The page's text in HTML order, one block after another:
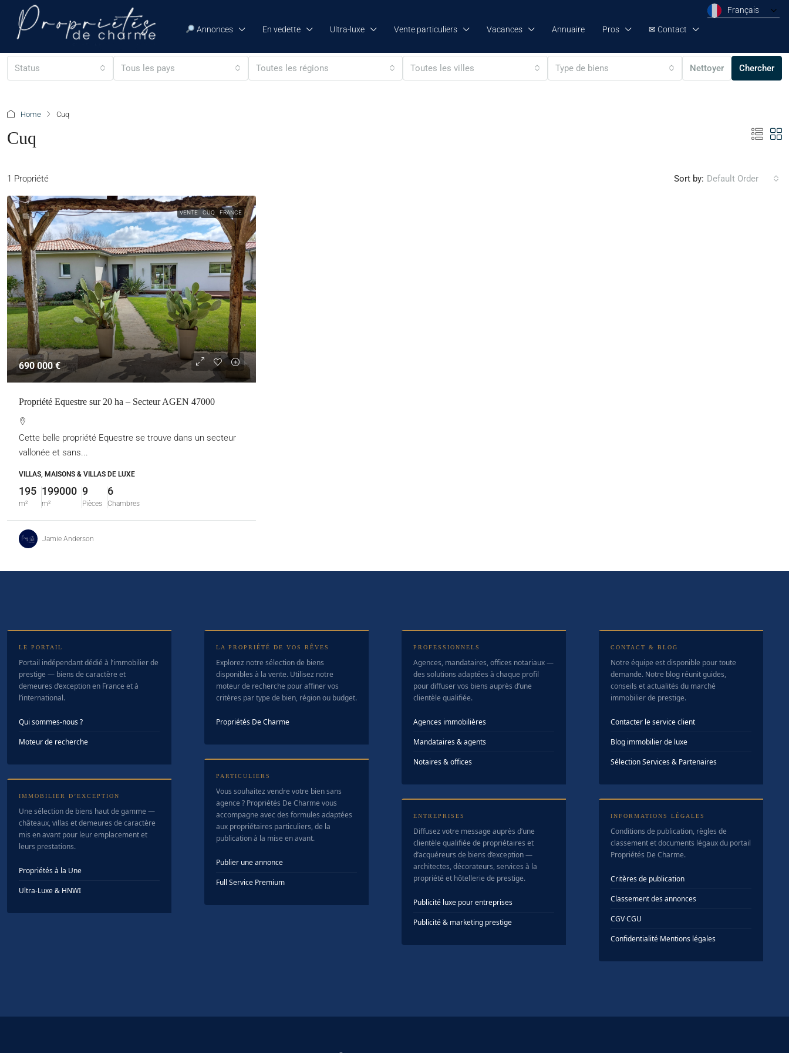
Annonces En vedette Ultra-luxe Vente particuliers Vacances Annuaire Pros ✉ Contact
Français
Status Tous les pays Toutes les régions Toutes les villes Type de biens Nettoyer Chercher
Home Cuq
Cuq
1 Propriété Sort by: Default Order
VENTE CUQ FRANCE
690 000 €
Propriété Equestre sur 20 ha – Secteur AGEN 47000
Cette belle propriété Equestre se trouve dans un secteur
vallonée et sans...
VILLAS, MAISONS & VILLAS DE LUXE
195
m²
199000
m²
9
Pièces
6
Chambres
Jamie Anderson
LE PORTAIL
Portail indépendant dédié à l’immobilier de
prestige — biens de caractère et
demeures d’exception en France et à
l’international.
Qui sommes-nous ?
Moteur de recherche
IMMOBILIER D’EXCEPTION
Une sélection de biens haut de gamme —
châteaux, villas et demeures de caractère
mis en avant pour leur emplacement et
leurs prestations.
Propriétés à la Une
Ultra-Luxe & HNWI
LA PROPRIÉTÉ DE VOS RÊVES
Explorez notre sélection de biens
disponibles à la vente. Utilisez notre
moteur de recherche pour affiner vos
critères par type de bien, région ou budget.
Propriétés De Charme
PARTICULIERS
Vous souhaitez vendre votre bien sans
agence ? Propriétés De Charme vous
accompagne avec des formules adaptées
aux propriétaires particuliers, de la
publication à la mise en avant.
Publier une annonce
Full Service Premium
PROFESSIONNELS
Agences, mandataires, offices notariaux —
des solutions adaptées à chaque profil
pour diffuser vos biens auprès d’une
clientèle qualifiée.
Agences immobilières
Mandataires & agents
Notaires & offices
ENTREPRISES
Diffusez votre message auprès d’une
clientèle qualifiée de propriétaires et
d’acquéreurs de biens d’exception —
architectes, décorateurs, services à la
propriété et hôtellerie de prestige.
Publicité luxe pour entreprises
Publicité & marketing prestige
CONTACT & BLOG
Notre équipe est disponible pour toute
demande. Notre blog réunit guides,
conseils et actualités du marché
immobilier de prestige.
Contacter le service client
Blog immobilier de luxe
Sélection Services & Partenaires
INFORMATIONS LÉGALES
Conditions de publication, règles de
classement et documents légaux du portail
Propriétés De Charme.
Critères de publication
Classement des annonces
CGV·CGU
Confidentialité·Mentions légales